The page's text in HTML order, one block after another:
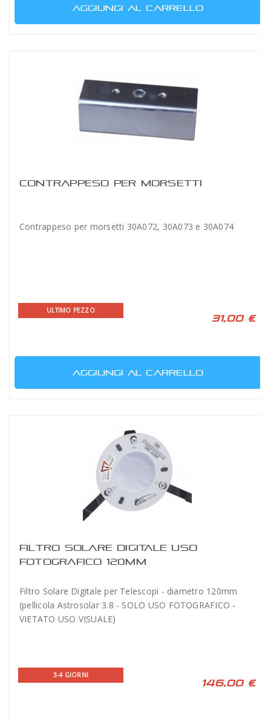
AGGIUNGI AL CARRELLO
CONTRAPPESO PER MORSETTI
Contrappeso per morsetti 30A072, 30A073 e 30A074
ULTIMO PEZZO
31,00 €
AGGIUNGI AL CARRELLO
FILTRO SOLARE DIGITALE USO
FOTOGRAFICO 120MM
Filtro Solare Digitale per Telescopi - diametro 120mm
(pellicola Astrosolar 3.8 - SOLO USO FOTOGRAFICO -
VIETATO USO VISUALE)
3-4 GIORNI
146,00 €